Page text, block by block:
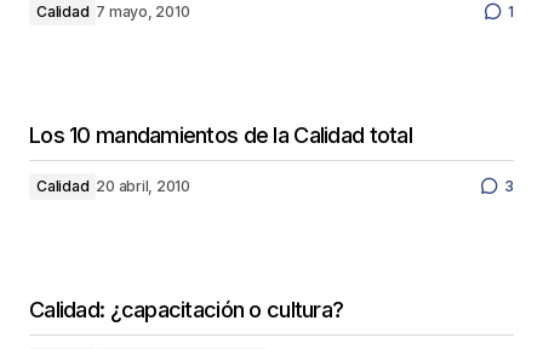
Calidad 7 mayo, 2010 1
Los 10 mandamientos de la Calidad total
Calidad 20 abril, 2010 3
Calidad: ¿capacitación o cultura?